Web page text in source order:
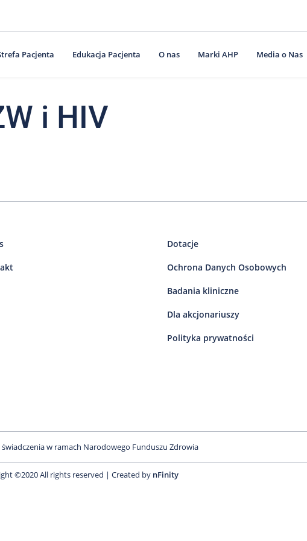
Pacjenta Edukacja Pacjenta O nas Marki AHP Media o Nas
i HIV
Dotacje
Ochrona Danych Osobowych
Badania kliniczne
Dla akcjonariuszy
Polityka prywatności
świadczenia w ramach Narodowego Funduszu Zdrowia
©2020 All rights reserved | Created by nFinity